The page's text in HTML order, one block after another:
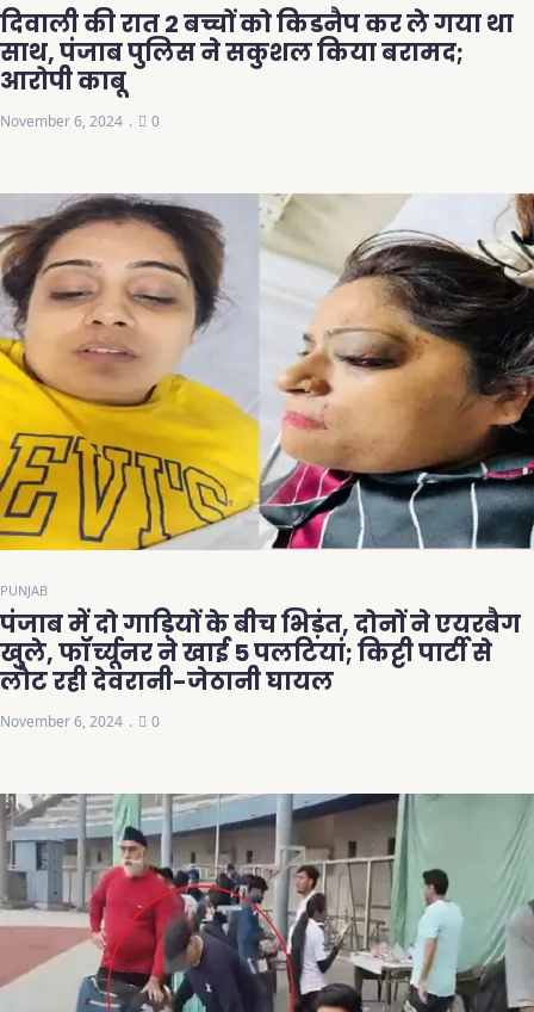
दिवाली की रात 2 बच्चों को किडनैप कर ले गया था
साथ, पंजाब पुलिस ने सकुशल किया बरामद;
आरोपी काबू
November 6, 2024 0
PUNJAB
पंजाब में दो गाड़ियों के बीच भिड़ंत, दोनों ने एयरबैग
खुले, फॉर्च्यूनर ने खाई 5 पलटियां; किट्टी पार्टी से
लौट रही देवरानी-जेठानी घायल
November 6, 2024 0